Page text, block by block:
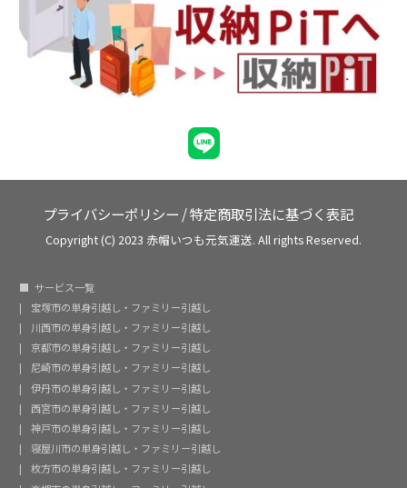
プライバシーポリシー /特定商取引法に基づく表記
Copyright (C) 2023 赤帽いつも元気運送. All rights Reserved.
サービス一覧
宝塚市の単身引越し・ファミリー引越し
川西市の単身引越し・ファミリー引越し
京都市の単身引越し・ファミリー引越し
尼崎市の単身引越し・ファミリー引越し
伊丹市の単身引越し・ファミリー引越し
西宮市の単身引越し・ファミリー引越し
神戸市の単身引越し・ファミリー引越し
寝屋川市の単身引越し・ファミリー引越し
枚方市の単身引越し・ファミリー引越し